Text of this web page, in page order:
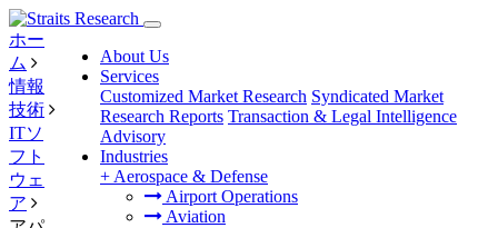
About Us
Services
Customized Market Research Syndicated Market
Research Reports Transaction & Legal Intelligence
Advisory
Industries
+ Aerospace & Defense
Airport Operations
Aviation
ホー
ム
情報
技術
ITソ
フト
ウェ
ア